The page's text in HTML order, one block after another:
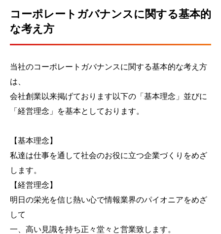
コーポレートガバナンスに関する基本的
な考え方
当社のコーポレートガバナンスに関する基本的な考え方
は、
会社創業以来掲げております以下の「基本理念」並びに
「経営理念」を基本としております。
【基本理念】
私達は仕事を通して社会のお役に立つ企業づくりをめざ
します。
【経営理念】
明日の栄光を信じ熱い心で情報業界のパイオニアをめざ
して
一、高い見識を持ち正々堂々と営業致します。